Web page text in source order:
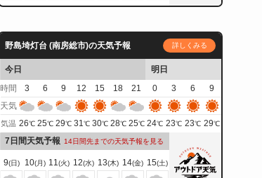
野島埼灯台 (南房総市)の天気予報 詳しくみる
今日
明日
時間
3 6 9 12 15 18 21 0 3 6
9
天気
気温 26℃ 25℃ 29℃ 31℃ 30℃ 28℃ 25℃ 24℃ 23℃ 23℃ 29℃
7日間天気予報 14日間先までの天気予報を見る
9(日) 10(月) 11(火) 12(水) 13(木) 14(金) 15(土)